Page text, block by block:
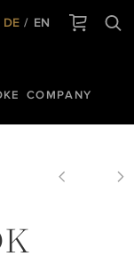
DE EN
COMPANY